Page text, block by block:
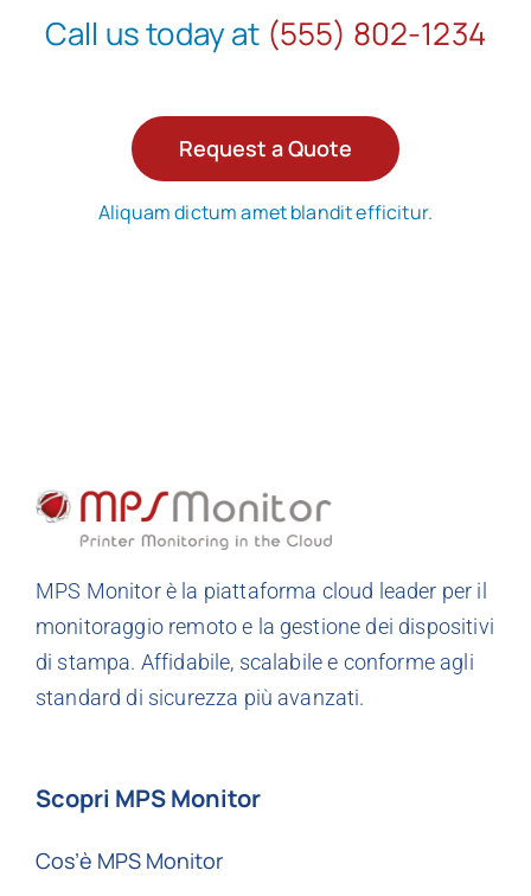
Call us today at (555) 802-1234
Request a Quote
Aliquam dictum amet blandit efficitur.
MPS Monitor è la piattaforma cloud leader per il
monitoraggio remoto e la gestione dei dispositivi
di stampa. Affidabile, scalabile e conforme agli
standard di sicurezza più avanzati.
Scopri MPS Monitor
Cos’è MPS Monitor